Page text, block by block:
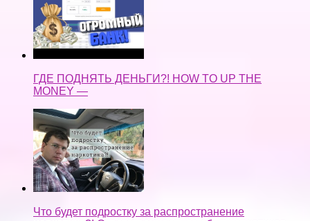
ГДЕ ПОДНЯТЬ ДЕНЬГИ?! HOW TO UP THE
MONEY —
Что будет подростку за распространение